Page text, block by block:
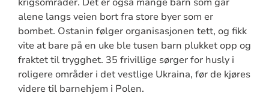
alene langs veien bort fra store byer som er
bombet. Ostanin følger organisasjonen tett, og fikk
vite at bare på en uke ble tusen barn plukket opp og
fraktet til trygghet. 35 frivillige sørger for husly i
roligere områder i det vestlige Ukraina, før de kjøres
videre til barnehjem i Polen.